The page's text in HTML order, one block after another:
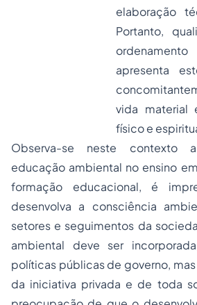
elaboração
Portanto,
apresenta
vida
físico e
Observa-se neste contexto
educação ambiental no ensino
formação educacional, é
desenvolva a consciência
setores e seguimentos da
ambiental deve ser
políticas públicas de governo,
da iniciativa privada e de toda